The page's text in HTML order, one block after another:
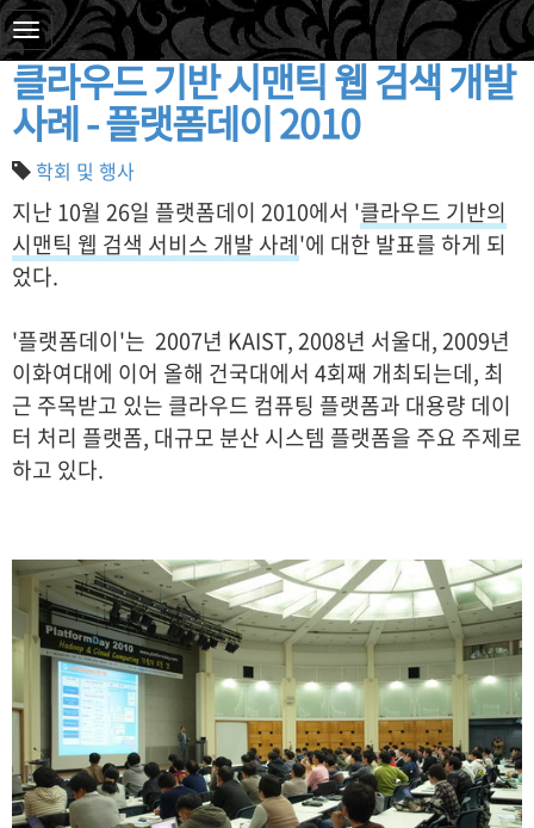
2010. 10. 28. 15:04
클라우드 기반 시맨틱 웹 검색 개발
사례 - 플랫폼데이 2010
학회 및 행사
지난 10월 26일 플랫폼데이 2010에서 '클라우드 기반의
시맨틱 웹 검색 서비스 개발 사례'에 대한 발표를 하게 되
었다.
'플랫폼데이'는 2007년 KAIST, 2008년 서울대, 2009년
이화여대에 이어 올해 건국대에서 4회째 개최되는데, 최
근 주목받고 있는 클라우드 컴퓨팅 플랫폼과 대용량 데이
터 처리 플랫폼, 대규모 분산 시스템 플랫폼을 주요 주제로
하고 있다.